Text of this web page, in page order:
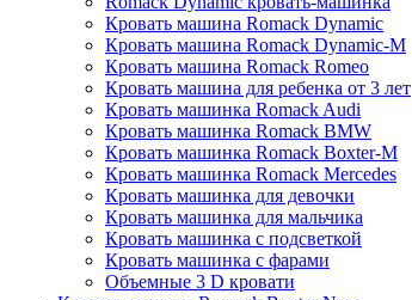
Кровать машина Romack Dynamic
Кровать машина Romack Dynamic-M
Кровать машина Romack Romeo
Кровать машина для ребенка от 3 лет
Кровать машинка Romack Audi
Кровать машинка Romack BMW
Кровать машинка Romack Boxter-M
Кровать машинка Romack Mercedes
Кровать машинка для девочки
Кровать машинка для мальчика
Кровать машинка с подсветкой
Кровать машинка с фарами
Объемные 3 D кровати